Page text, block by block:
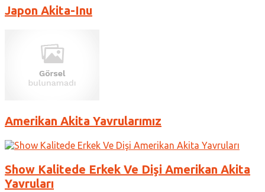
Japon Akita-Inu
Amerikan Akita Yavrularımız
Show Kalitede Erkek Ve Dişi Amerikan Akita
Yavruları